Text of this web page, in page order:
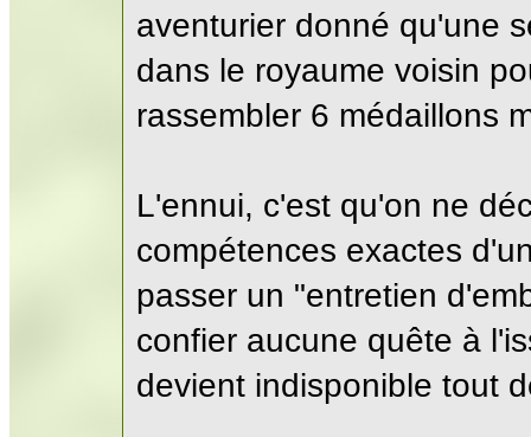
aventurier donné qu'une
dans le royaume voisin
rassembler 6 médaillons
L'ennui, c'est qu'on ne
compétences exactes
passer un "entretien
confier aucune quête à
devient indisponible tout